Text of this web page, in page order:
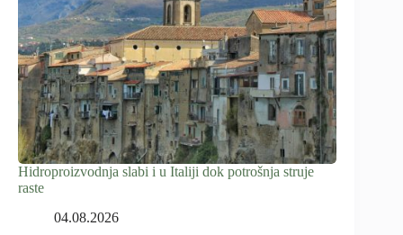
Hidroproizvodnja slabi i u Italiji dok potrošnja struje
raste
04.08.2026